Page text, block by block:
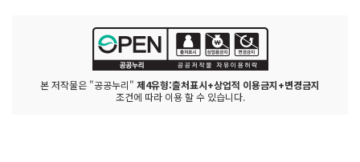
본 저작물은 "공공누리" 제4유형:출처표시+상업적 이용금지+변경금지
조건에 따라 이용 할 수 있습니다.